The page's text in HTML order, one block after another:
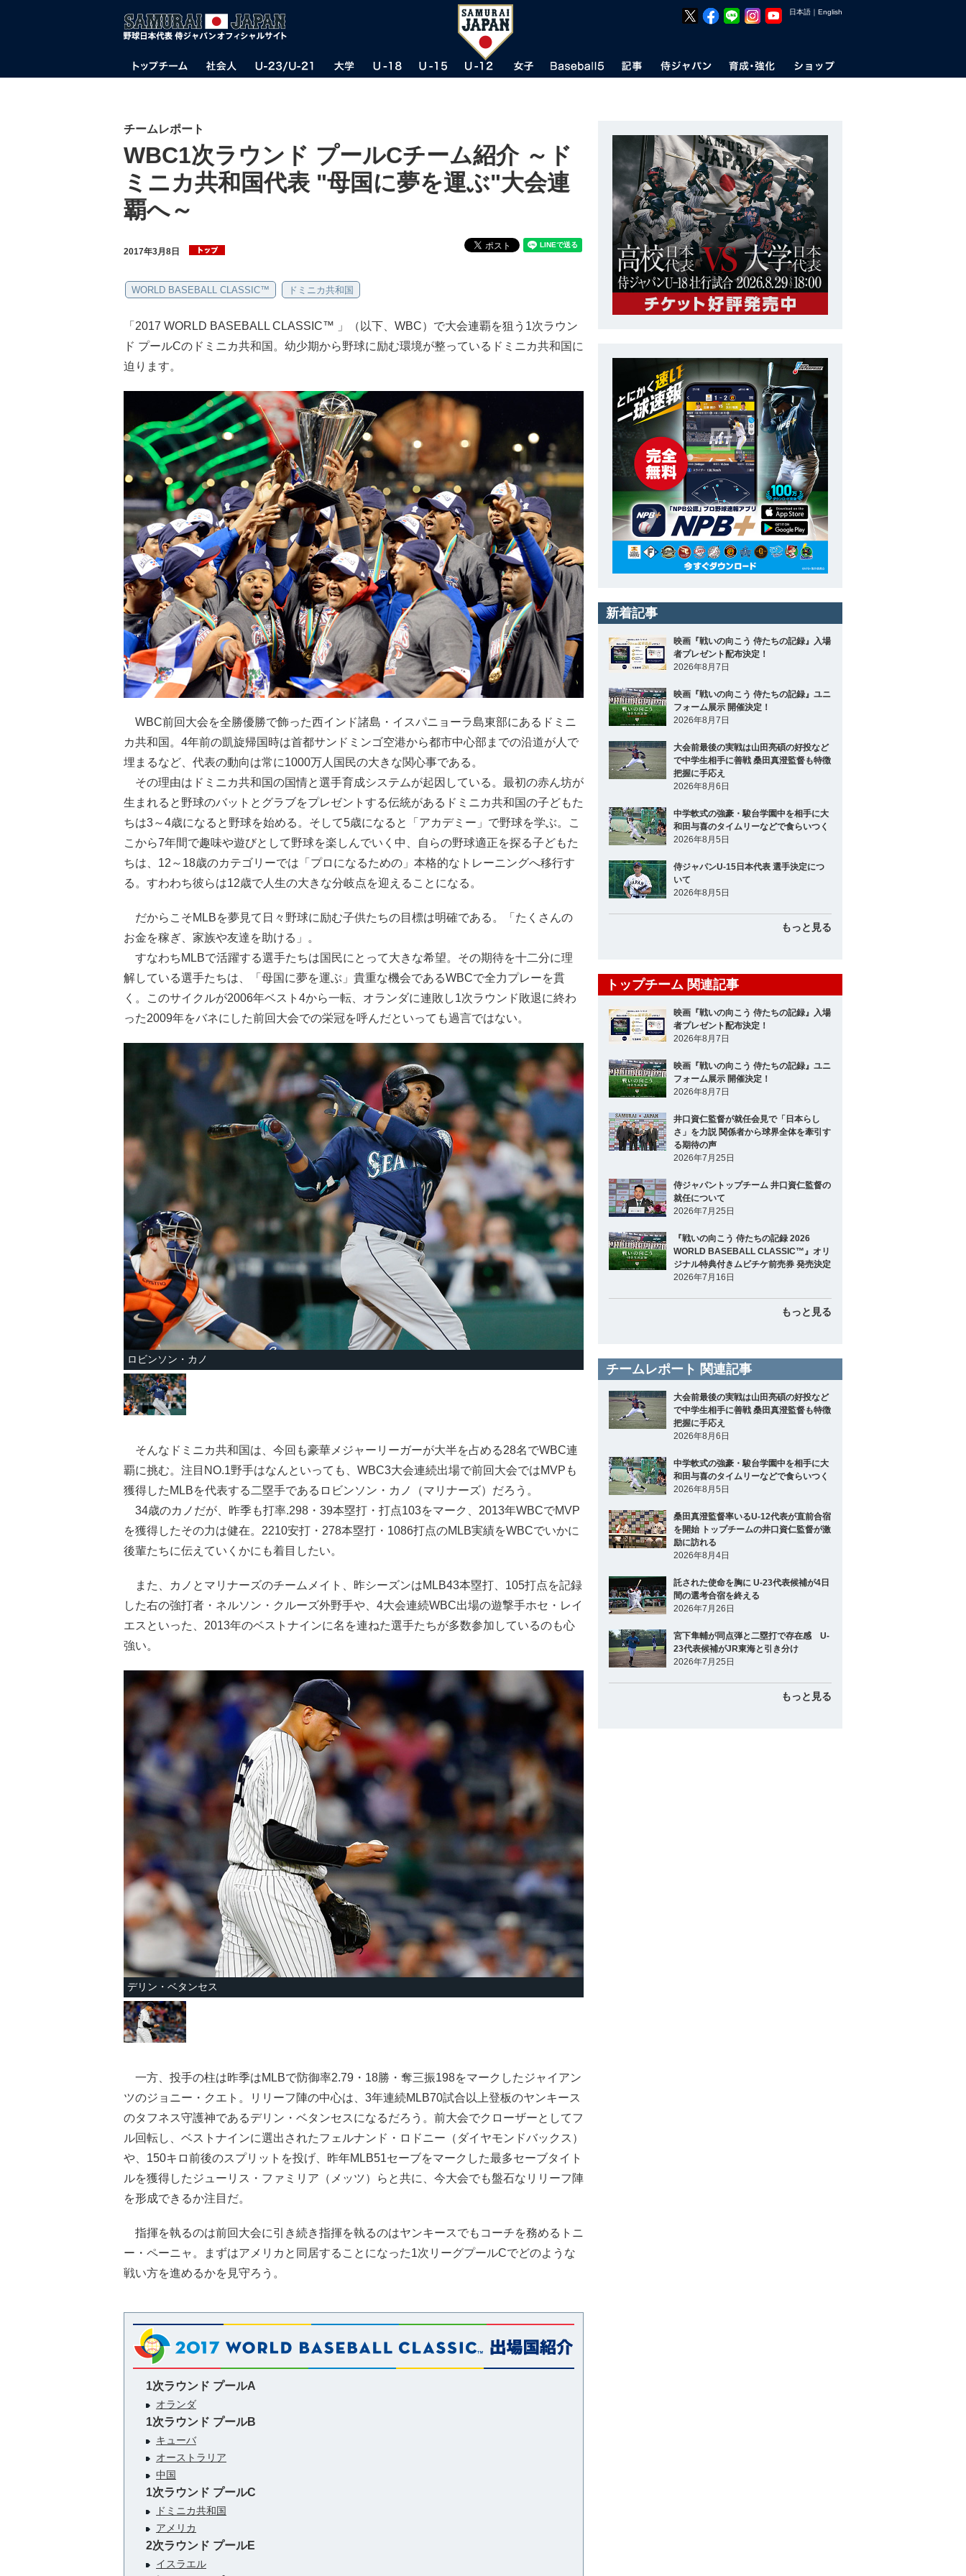
日本語 ｜ English
チームレポート
WBC1次ラウンド プールCチーム紹介 ～ド
ミニカ共和国代表 "母国に夢を運ぶ"大会連
覇へ～
2017年3月8日
WORLD BASEBALL CLASSIC™ ドミニカ共和国
「2017 WORLD BASEBALL CLASSIC™ 」（以下、WBC）で大会連覇を狙う1次ラウン
ド プールCのドミニカ共和国。幼少期から野球に励む環境が整っているドミニカ共和国に
迫ります。
WBC前回大会を全勝優勝で飾った西インド諸島・イスパニョーラ島東部にあるドミニ
カ共和国。4年前の凱旋帰国時は首都サンドミンゴ空港から都市中心部までの沿道が人で
埋まるなど、代表の動向は常に1000万人国民の大きな関心事である。
その理由はドミニカ共和国の国情と選手育成システムが起因している。最初の赤ん坊が
生まれると野球のバットとグラブをプレゼントする伝統があるドミニカ共和国の子どもた
ちは3～4歳になると野球を始める。そして5歳になると「アカデミー」で野球を学ぶ。こ
こから7年間で趣味や遊びとして野球を楽しんでいく中、自らの野球適正を探る子どもた
ちは、12～18歳のカテゴリーでは「プロになるための」本格的なトレーニングへ移行す
る。すわわち彼らは12歳で人生の大きな分岐点を迎えることになる。
だからこそMLBを夢見て日々野球に励む子供たちの目標は明確である。「たくさんの
お金を稼ぎ、家族や友達を助ける」。
すなわちMLBで活躍する選手たちは国民にとって大きな希望。その期待を十二分に理
解している選手たちは、「母国に夢を運ぶ」貴重な機会であるWBCで全力プレーを貫
く。このサイクルが2006年ベスト4から一転、オランダに連敗し1次ラウンド敗退に終わ
った2009年をバネにした前回大会での栄冠を呼んだといっても過言ではない。
ロビンソン・カノ
そんなドミニカ共和国は、今回も豪華メジャーリーガーが大半を占める28名でWBC連
覇に挑む。注目NO.1野手はなんといっても、WBC3大会連続出場で前回大会ではMVPも
獲得したMLBを代表する二塁手であるロビンソン・カノ（マリナーズ）だろう。
34歳のカノだが、昨季も打率.298・39本塁打・打点103をマーク、2013年WBCでMVP
を獲得したその力は健在。2210安打・278本塁打・1086打点のMLB実績をWBCでいかに
後輩たちに伝えていくかにも着目したい。
また、カノとマリナーズのチームメイト、昨シーズンはMLB43本塁打、105打点を記録
した右の強打者・ネルソン・クルーズ外野手や、4大会連続WBC出場の遊撃手ホセ・レイ
エスといった、2013年のベストナインに名を連ねた選手たちが多数参加しているのも心
強い。
デリン・ベタンセス
一方、投手の柱は昨季はMLBで防御率2.79・18勝・奪三振198をマークしたジャイアン
ツのジョニー・クエト。リリーフ陣の中心は、3年連続MLB70試合以上登板のヤンキース
のタフネス守護神であるデリン・ベタンセスになるだろう。前大会でクローザーとしてフ
ル回転し、ベストナインに選出されたフェルナンド・ロドニー（ダイヤモンドバックス）
や、150キロ前後のスプリットを投げ、昨年MLB51セーブをマークした最多セーブタイト
ルを獲得したジューリス・ファミリア（メッツ）らと共に、今大会でも盤石なリリーフ陣
を形成できるか注目だ。
指揮を執るのは前回大会に引き続き指揮を執るのはヤンキースでもコーチを務めるトニ
ー・ペーニャ。まずはアメリカと同居することになった1次リーグプールCでどのような
戦い方を進めるかを見守ろう。
1次ラウンド プールA
オランダ
1次ラウンド プールB
キューバ
オーストラリア
中国
1次ラウンド プールC
ドミニカ共和国
アメリカ
2次ラウンド プールE
イスラエル
新着記事
映画『戦いの向こう 侍たちの記録』入場
者プレゼント配布決定！
2026年8月7日
映画『戦いの向こう 侍たちの記録』ユニ
フォーム展示 開催決定！
2026年8月7日
大会前最後の実戦は山田亮碩の好投など
で中学生相手に善戦 桑田真澄監督も特徴
把握に手応え
2026年8月6日
中学軟式の強豪・駿台学園中を相手に大
和田与喜のタイムリーなどで食らいつく
2026年8月5日
侍ジャパンU-15日本代表 選手決定につ
いて
2026年8月5日
もっと見る
トップチーム 関連記事
映画『戦いの向こう 侍たちの記録』入場
者プレゼント配布決定！
2026年8月7日
映画『戦いの向こう 侍たちの記録』ユニ
フォーム展示 開催決定！
2026年8月7日
井口資仁監督が就任会見で「日本らし
さ」を力説 関係者から球界全体を牽引す
る期待の声
2026年7月25日
侍ジャパントップチーム 井口資仁監督の
就任について
2026年7月25日
『戦いの向こう 侍たちの記録 2026
WORLD BASEBALL CLASSIC™』オリ
ジナル特典付きムビチケ前売券 発売決定
2026年7月16日
もっと見る
チームレポート 関連記事
大会前最後の実戦は山田亮碩の好投など
で中学生相手に善戦 桑田真澄監督も特徴
把握に手応え
2026年8月6日
中学軟式の強豪・駿台学園中を相手に大
和田与喜のタイムリーなどで食らいつく
2026年8月5日
桑田真澄監督率いるU-12代表が直前合宿
を開始 トップチームの井口資仁監督が激
励に訪れる
2026年8月4日
託された使命を胸に U-23代表候補が4日
間の選考合宿を終える
2026年7月26日
宮下隼輔が同点弾と二塁打で存在感 U-
23代表候補がJR東海と引き分け
2026年7月25日
もっと見る